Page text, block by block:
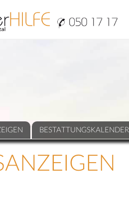
BESTATTUNGSKALENDER